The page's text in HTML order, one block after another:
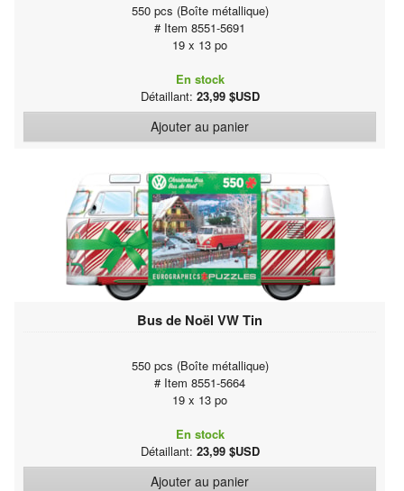
550 pcs (Boîte métallique)
# Item 8551-5691
19 x 13 po
En stock
Détaillant: 23,99 $USD
Ajouter au panier
Bus de Noël VW Tin
550 pcs (Boîte métallique)
# Item 8551-5664
19 x 13 po
En stock
Détaillant: 23,99 $USD
Ajouter au panier